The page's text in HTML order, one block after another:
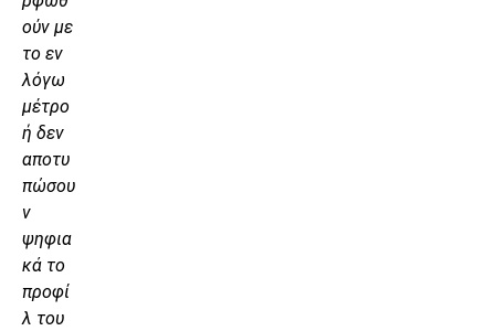
ούν με
το εν
λόγω
μέτρο
ή δεν
αποτυ
πώσου
ν
ψηφια
κά το
προφί
λ του